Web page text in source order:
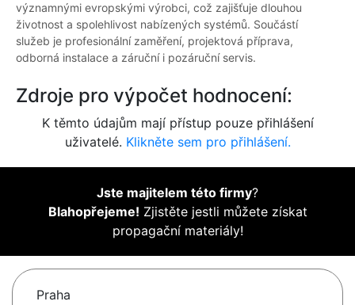
významnými evropskými výrobci, což zajišťuje dlouhou
životnost a spolehlivost nabízených systémů. Součástí
služeb je profesionální zaměření, projektová příprava,
odborná instalace a záruční i pozáruční servis.
Zdroje pro výpočet hodnocení:
K těmto údajům mají přístup pouze přihlášení
uživatelé. Klikněte sem pro přihlášení.
Jste majitelem této firmy?
Blahopřejeme! Zjistěte jestli můžete získat
propagační materiály!
Praha